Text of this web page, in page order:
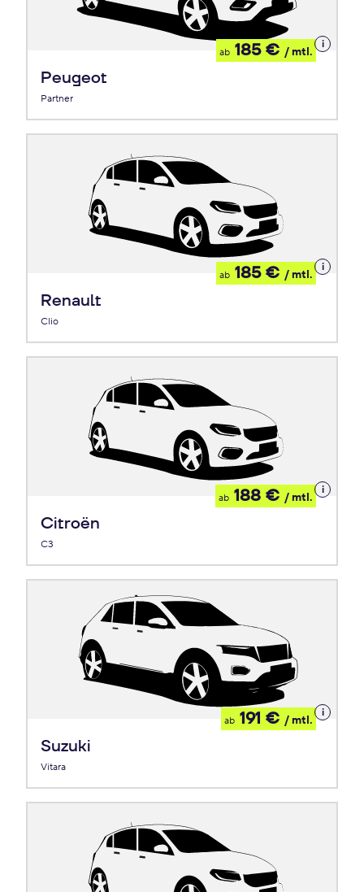
Peugeot
Partner
ab 185 € / mtl.
Details
zum
Renault
Clio
ab 185 € / mtl.
Details
zum
Citroën
C3
ab 188 € / mtl.
Details
zum
Suzuki
Vitara
ab 191 € / mtl.
Details
zum